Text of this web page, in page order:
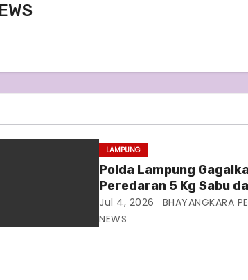
LAMPUNG
Polda Lampung
Peredaran 5 Kg Sabu
Butir Ekstasi di
Jul 4, 2026
BHAYANGKARA
NEWS